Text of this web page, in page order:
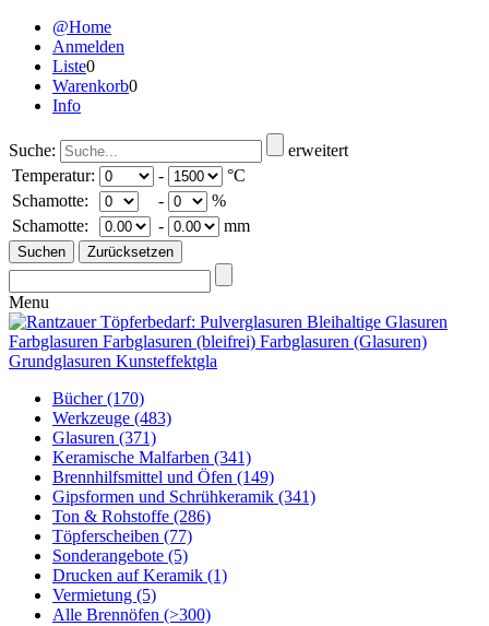
@Home
Anmelden
Liste0
Warenkorb0
Info
Suche:
erweitert
Temperatur:
-
°C
Schamotte:
-
%
Schamotte:
- mm
Menu
Bücher(170)
Werkzeuge (483)
Glasuren (371)
Keramische Malfarben (341)
Brennhilfsmittel und Öfen (149)
Gipsformen und Schrühkeramik (341)
Ton & Rohstoffe (286)
Töpferscheiben (77)
Sonderangebote (5)
Drucken auf Keramik (1)
Vermietung (5)
Alle Brennöfen (>300)